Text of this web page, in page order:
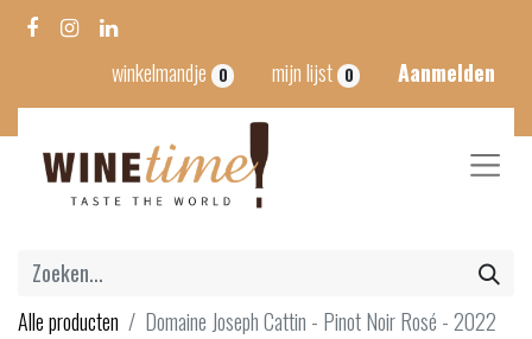
winkelmandje 0 mijn lijst 0 Aanmelden
Alle producten Domaine Joseph Cattin - Pinot Noir Rosé - 2022